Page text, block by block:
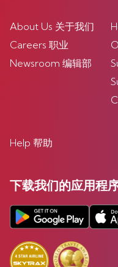
About Us 关于我们
Careers 职业
Newsroom 编辑部
Help 帮助
下载我们的应用程